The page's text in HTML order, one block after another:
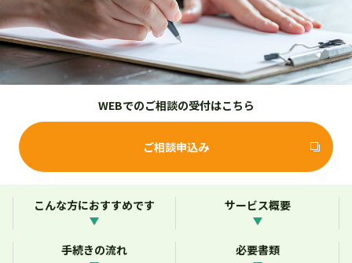
WEBでのご相談の受付はこちら
ご相談申込み
こんな方におすすめです サービス概要
手続きの流れ 必要書類